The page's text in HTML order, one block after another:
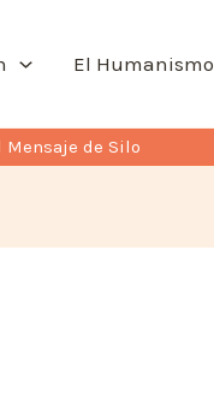
El Humanismo
Mensaje de Silo